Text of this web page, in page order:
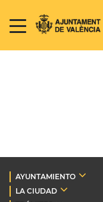
AYUNTAMIENTO
LA CIUDAD